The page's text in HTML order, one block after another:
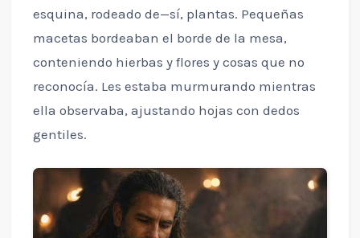
esquina, rodeado de—sí, plantas. Pequeñas
macetas bordeaban el borde de la mesa,
conteniendo hierbas y flores y cosas que no
reconocía. Les estaba murmurando mientras
ella observaba, ajustando hojas con dedos
gentiles.